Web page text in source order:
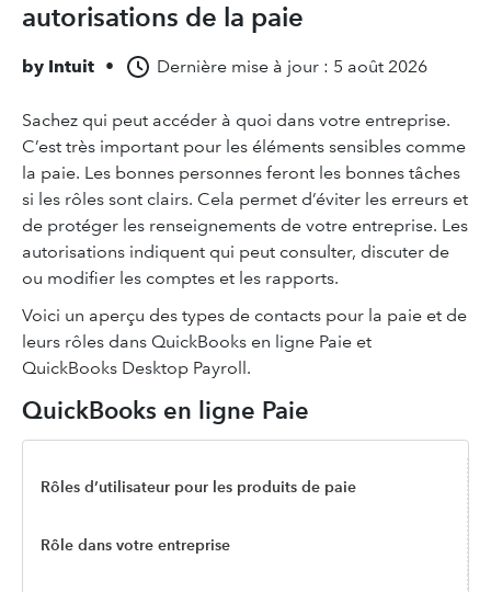
autorisations de la paie
by Intuit • Dernière mise à jour : 5 août 2026
Sachez qui peut accéder à quoi dans votre entreprise.
C’est très important pour les éléments sensibles comme
la paie. Les bonnes personnes feront les bonnes tâches
si les rôles sont clairs. Cela permet d’éviter les erreurs et
de protéger les renseignements de votre entreprise. Les
autorisations indiquent qui peut consulter, discuter de
ou modifier les comptes et les rapports.
Voici un aperçu des types de contacts pour la paie et de
leurs rôles dans QuickBooks en ligne Paie et
QuickBooks Desktop Payroll.
QuickBooks en ligne Paie
Rôles d’utilisateur pour les produits de paie
Rôle dans votre entreprise